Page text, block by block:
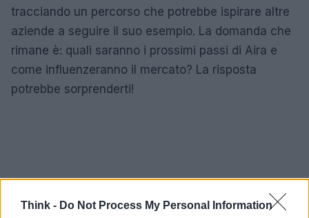
Think - Do Not Process My Personal Information
tracciando un percorso che potrebbe ispirare altre
aziende a seguire il suo esempio. La domanda che
rimane è: quali saranno i prossimi passi di Aira e
come influenzeranno il mercato? La risposta
potrebbe sorprenderti!